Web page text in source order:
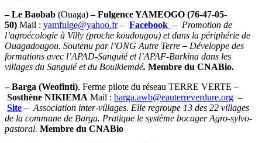
– Le Baobab (Ouaga)– Fulgence YAMEOGO (76-47-05-
50) Mail : yamfulge@yahoo.fr– Facebook – Promotion de
l’agroécologie à Villy (proche koudougou) et dans la périphérie de
Ouagadougou. Soutenu par l’ONG Autre Terre– Développe des
formations avec l’APAD-Sanguié et l’APAF-Burkina dans les
villages du Sanguié et du Boulkiemdé. Membre du CNABio.
– Barga (Weofinti), Ferme pilote du réseau TERRE VERTE –
Sosthène NIKIEMA Mail : barga.awb@eauterreverdure.org –
Site – Association inter-villages. Elle regroupe 13 des 22 villages
de la commune de Barga. Pratique le système bocager Agro-sylvo-
pastoral. Membre du CNABio